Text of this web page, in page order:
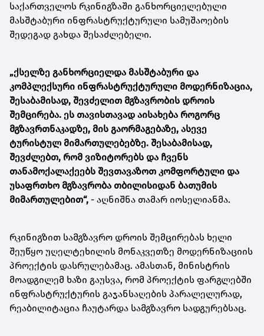
საქართველოს რკინიგზაში განხორციელებული
მასშტაბური ინფრასტრუქტურული სამუშაოების
შედეგად გახდა შესაძლებელი.
„ქსელზე განხორციელდა მასშტაბური და
კომპლექსური ინფრასტრუქტურული მოდერნიზაცია,
შესაბამისად, შევძელით მგზავრობის დროის
შემცირება. ეს თავისთავად აისახება როგორც
მგზავრთნაკადზე, მის გაორმაგებაზე, ასევე
ტურისტულ მიმართულებებზე. შესაბამისად,
შევძლებთ, რომ ვიზიტორებს და ჩვენს
თანამოქალაქეებს შევთავაზოთ კომფორტული და
უსაფრთხო მგზავრობა თბილისიდან ბათუმის
მიმართულებით“, - აღნიშნა თამარ იოსელიანმა.
რკინიგზით სამგზავრო დროის შემცირებას ხელი
შეუწყო უღელტეხილის მონაკვეთზე მოდერნიზაციის
პროექტის დასრულებამაც. ამასთან, მინისტრის
მოადგილემ ხაზი გაუსვა, რომ პროექტის ფარგლებში
ინფრასტრუქტურის გაჯანსაღების პარალელურად,
რეაბილიტაცია ჩაუტარდა სამგზავრო სადგურებსაც.